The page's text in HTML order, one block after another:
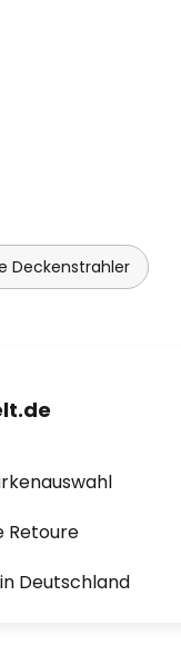
Deckenstrahler
Retoure
Deutschland